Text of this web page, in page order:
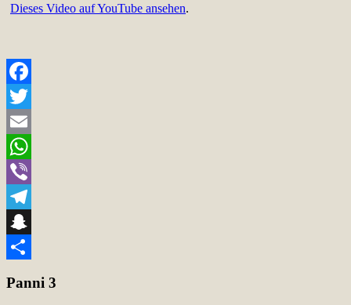
Dieses Video auf YouTube ansehen.
Facebook
Twitter
Email
WhatsApp
Viber
Telegram
Snapchat
Panni 3